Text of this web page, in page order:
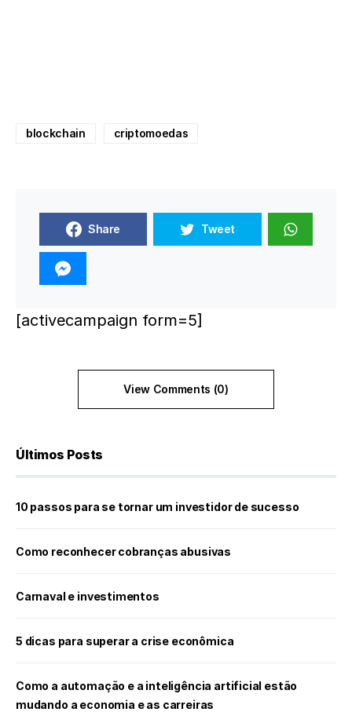
blockchain criptomoedas
Share Tweet
[activecampaign form=5]
View Comments (0)
Últimos Posts
10 passos para se tornar um investidor de sucesso
Como reconhecer cobranças abusivas
Carnaval e investimentos
5 dicas para superar a crise econômica
Como a automação e a inteligência artificial estão
mudando a economia e as carreiras